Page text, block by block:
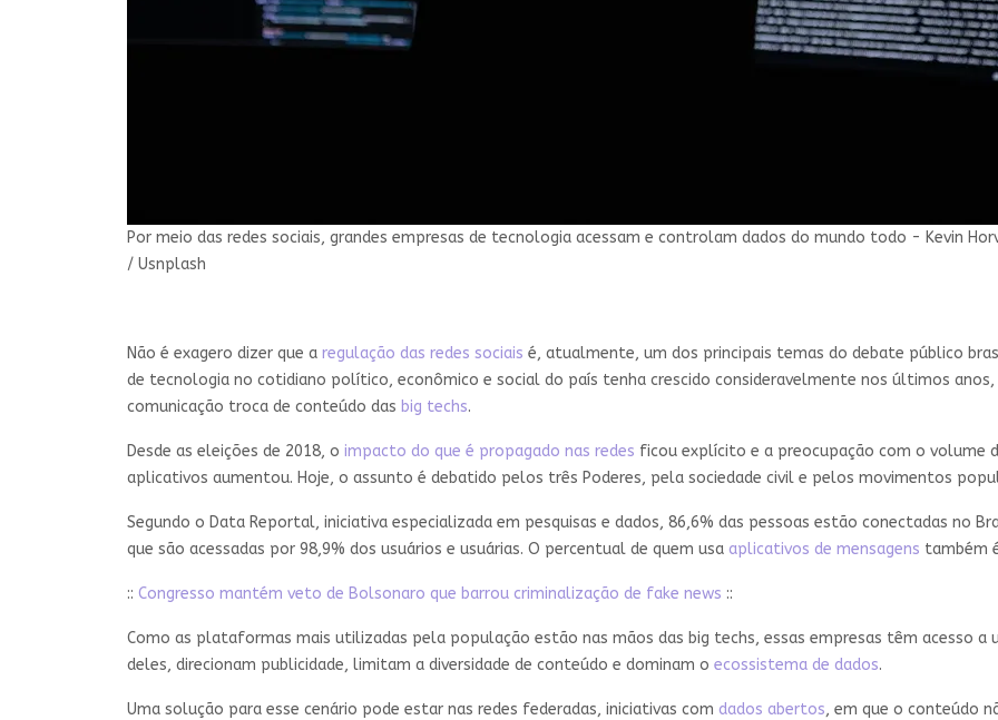
Por meio das redes sociais, grandes empresas de tecnologia acessam e controlam dados do mundo todo - Kevin
/ Usnplash
Não é exagero dizer que a regulação das redes sociais é, atualmente, um dos principais temas do debate público
de tecnologia no cotidiano político, econômico e social do país tenha crescido consideravelmente nos últimos
comunicação troca de conteúdo das big techs.
Desde as eleições de 2018, o impacto do que é propagado nas redes ficou explícito e a preocupação com o volume
aplicativos aumentou. Hoje, o assunto é debatido pelos três Poderes, pela sociedade civil e pelos movimentos
Segundo o Data Reportal, iniciativa especializada em pesquisas e dados, 86,6% das pessoas estão conectadas no
que são acessadas por 98,9% dos usuários e usuárias. O percentual de quem usa aplicativos de mensagens também
:: Congresso mantém veto de Bolsonaro que barrou criminalização de fake news ::
Como as plataformas mais utilizadas pela população estão nas mãos das big techs, essas empresas têm acesso a
deles, direcionam publicidade, limitam a diversidade de conteúdo e dominam o ecossistema de dados.
Uma solução para esse cenário pode estar nas redes federadas, iniciativas com dados abertos, em que o conteúdo